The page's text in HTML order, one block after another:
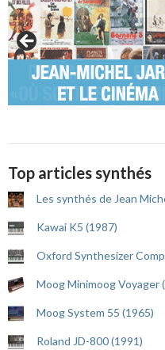
Top articles synthés
Les synthés de Jean
Kawai K5 (1987)
Oxford Synthesizer
Moog Minimoog Voyager
Moog System 55 (1965)
Roland JD-800 (1991)